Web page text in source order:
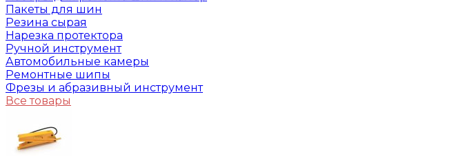
Пакеты для шин
Резина сырая
Нарезка протектора
Ручной инструмент
Автомобильные камеры
Ремонтные шипы
Фрезы и абразивный инструмент
Все товары